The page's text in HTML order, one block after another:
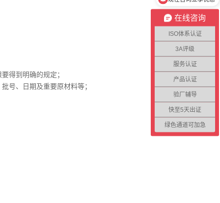
得到明确的规定；
号、日期及重要原材料等；
在线咨询
ISO体系认证
3A评级
服务认证
产品认证
验厂辅导
快至5天出证
绿色通道可加急